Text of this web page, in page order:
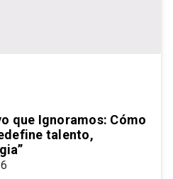
que Ignoramos: Cómo
talento,